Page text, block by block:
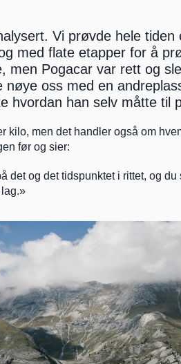
Vi prøvde hele tiden
med flate etapper for å
men Pogacar var rett og
oss med en
hvordan han selv måtte til
kilo, men det handler også om
før og sier:
det og det tidspunktet i rittet, og du